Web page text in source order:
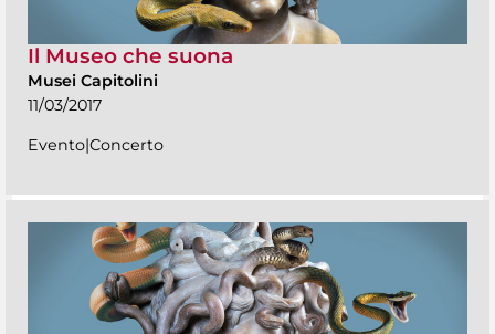
Il Museo che suona
Musei Capitolini
11/03/2017
Evento|Concerto